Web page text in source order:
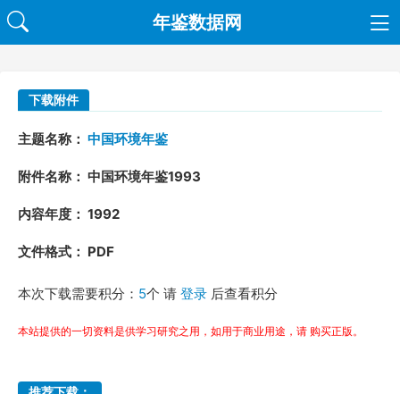
年鉴数据网
下载附件
主题名称： 中国环境年鉴
附件名称： 中国环境年鉴1993
内容年度： 1992
文件格式： PDF
本次下载需要积分： 5个 请 登录 后查看积分
本站提供的一切资料是供学习研究之用，如用于商业用途，请 购买正版。